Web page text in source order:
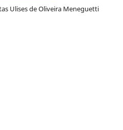
Ulises de Oliveira Meneguetti